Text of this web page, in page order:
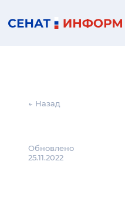
← Назад
Обновлено
25.11.2022